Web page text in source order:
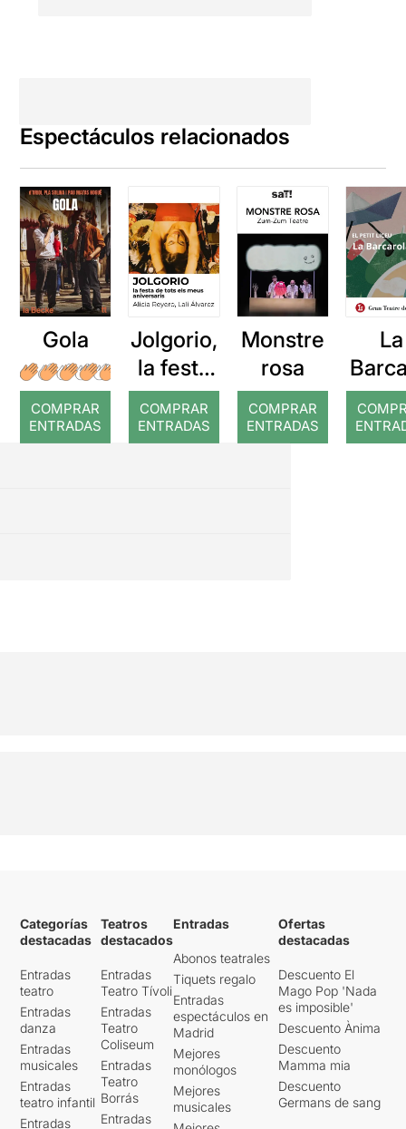
Espectáculos relacionados
Gola
COMPRAR
ENTRADAS
Jolgorio,
la festa
de tots
els meus
aniversa
COMPRAR
ENTRADAS
Monstre
rosa
COMPRAR
ENTRADAS
La
a
Categorías
destacadas
Entradas
teatro
Entradas
danza
Entradas
musicales
Entradas
teatro infantil
Entradas
Teatros
destacados
Entradas
Teatro Tívoli
Entradas
Teatro
Coliseum
Entradas
Teatro
Borrás
Entradas
Entradas
Abonos teatrales
Tiquets regalo
Entradas
espectáculos en
Madrid
Mejores
monólogos
Mejores
musicales
Ofertas
destacadas
Descuento El
Mago Pop 'Nada
es imposible'
Descuento Ànima
Descuento
Mamma mia
Descuento
Germans de sang